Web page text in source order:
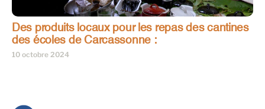
Des produits locaux pour les repas des cantines
des écoles de Carcassonne :
10 octobre 2024